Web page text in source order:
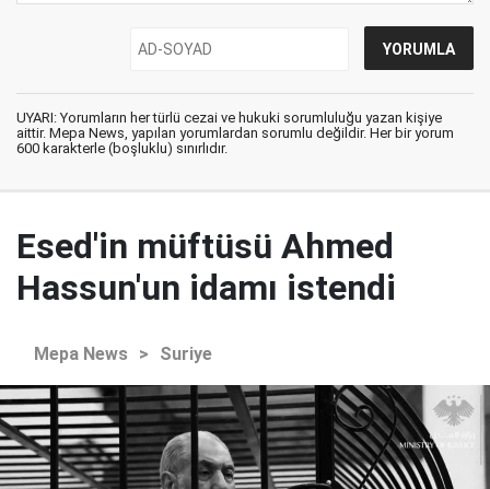
UYARI: Yorumların her türlü cezai ve hukuki sorumluluğu yazan kişiye
aittir. Mepa News, yapılan yorumlardan sorumlu değildir. Her bir yorum
600 karakterle (boşluklu) sınırlıdır.
Esed'in müftüsü Ahmed
Hassun'un idamı istendi
Mepa News > Suriye